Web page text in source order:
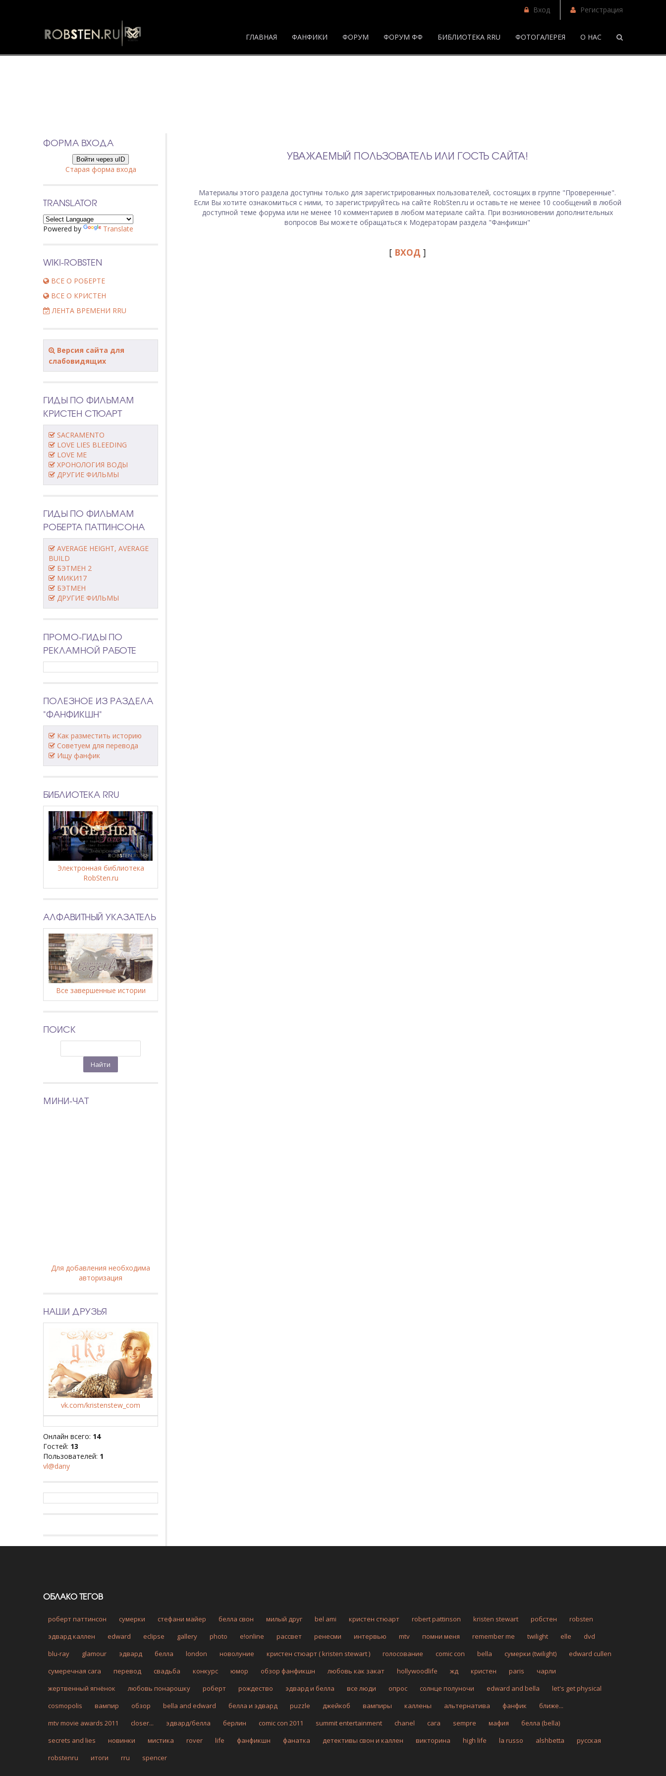
Вход Регистрация
ГЛАВНАЯ ФАНФИКИ ФОРУМ ФОРУМ ФФ БИБЛИОТЕКА RRU ФОТОГАЛЕРЕЯ О НАС
УВАЖАЕМЫЙ ПОЛЬЗОВАТЕЛЬ ИЛИ ГОСТЬ САЙТА!
Материалы этого раздела доступны только для зарегистрированных пользователей, состоящих в группе "Проверенные".
Если Вы хотите ознакомиться с ними, то зарегистрируйтесь на сайте RobSten.ru и оставьте не менее 10 сообщений в любой
доступной теме форума или не менее 10 комментариев в любом материале сайта. При возникновении дополнительных
вопросов Вы можете обращаться к Модераторам раздела "Фанфикшн"
[ ВХОД ]
ФОРМА ВХОДА
Войти через uID
Старая форма входа
TRANSLATOR
Powered by Translate
WIKI-ROBSTEN
ВСЕ О РОБЕРТЕ
ВСЕ О КРИСТЕН
ЛЕНТА ВРЕМЕНИ RRU
Версия сайта для
слабовидящих
ГИДЫ ПО ФИЛЬМАМ
КРИСТЕН СТЮАРТ
SACRAMENTO
LOVE LIES BLEEDING
LOVE ME
ХРОНОЛОГИЯ ВОДЫ
ДРУГИЕ ФИЛЬМЫ
ГИДЫ ПО ФИЛЬМАМ
РОБЕРТА ПАТТИНСОНА
AVERAGE HEIGHT, AVERAGE
BUILD
БЭТМЕН 2
МИКИ17
БЭТМЕН
ДРУГИЕ ФИЛЬМЫ
ПРОМО-ГИДЫ ПО
РЕКЛАМНОЙ РАБОТЕ
ПОЛЕЗНОЕ ИЗ РАЗДЕЛА
"ФАНФИКШН"
Как разместить историю
Советуем для перевода
Ищу фанфик
БИБЛИОТЕКА RRU
Электронная библиотека
RobSten.ru
АЛФАВИТНЫЙ УКАЗАТЕЛЬ
Все завершенные истории
ПОИСК
МИНИ-ЧАТ
Для добавления необходима
авторизация
НАШИ ДРУЗЬЯ
vk.com/kristenstew_com
Онлайн всего: 14
Гостей: 13
Пользователей: 1
vl@dany
ОБЛАКО ТЕГОВ
роберт паттинсон сумерки стефани майер белла свон милый друг bel ami кристен стюарт robert pattinson kristen stewart робстен
robsten
эдвард каллен
edward eclipse gallery photo e!online рассвет ренесми интервью mtv помни меня remember me twilight elle
dvd
blu-ray
glamour эдвард белла london новолуние кристен стюарт ( kristen stewart ) голосование comic con bella сумерки (twilight)
edward cullen
сумеречная сага
перевод свадьба конкурс юмор обзор фанфикшн любовь как закат hollywoodlife жд кристен paris
чарли
жертвенный ягнёнок
любовь понарошку роберт рождество эдвард и белла все люди опрос солнце полуночи edward and bella
let's get physical
cosmopolis
вампир обзор bella and edward белла и эдвард puzzle джейкоб вампиры каллены альтернатива фанфик
ближе...
mtv movie awards 2011
closer... эдвард/белла берлин comic con 2011 summit entertainment chanel сага sempre мафия
белла (bella)
secrets and lies
новинки мистика rover life фанфикшн фанатка детективы свон и каллен викторина high life la russo alshbetta
русская
robstenru
итоги rru spencer